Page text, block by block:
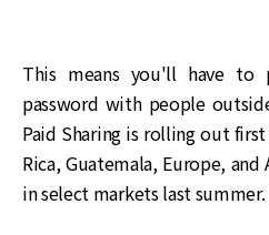
This means you'll have to
password with people
Paid Sharing is rolling out first
Rica, Guatemala, Europe,
in select markets last summer.